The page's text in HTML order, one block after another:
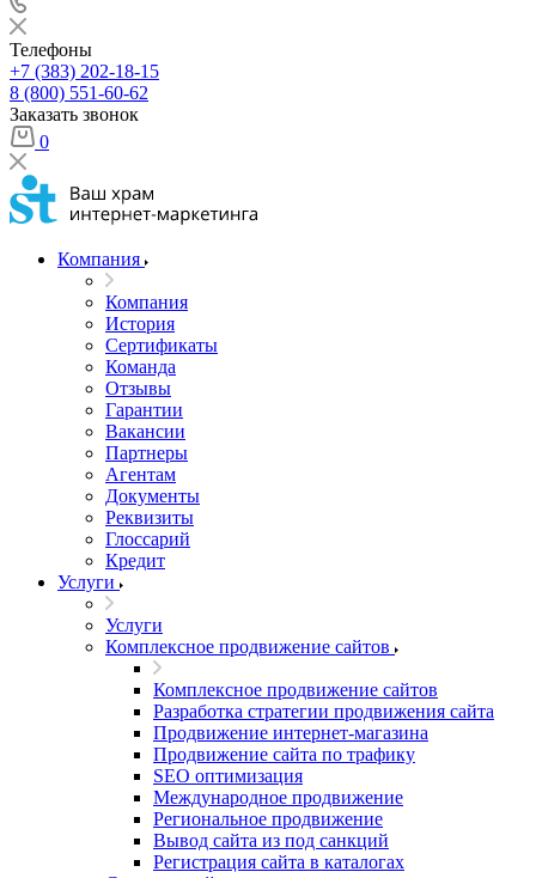
Телефоны
+7 (383) 202-18-15
8 (800) 551-60-62
Заказать звонок
0
Компания
Компания
История
Сертификаты
Команда
Отзывы
Гарантии
Вакансии
Партнеры
Агентам
Документы
Реквизиты
Глоссарий
Кредит
Услуги
Услуги
Комплексное продвижение сайтов
Комплексное продвижение сайтов
Разработка стратегии продвижения сайта
Продвижение интернет-магазина
Продвижение сайта по трафику
SEO оптимизация
Международное продвижение
Региональное продвижение
Вывод сайта из под санкций
Регистрация сайта в каталогах